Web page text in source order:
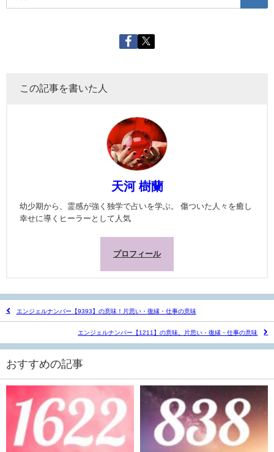
この記事を書いた人
天河 樹蘭
幼少期から、霊感が強く独学で占いを学ぶ。 傷ついた人々を癒し
幸せに導くヒーラーとして人気
プロフィール
エンジェルナンバー【9393】の意味！片思い・復縁・仕事の意味
エンジェルナンバー【1211】の意味。片思い・復縁・仕事の意味
おすすめの記事